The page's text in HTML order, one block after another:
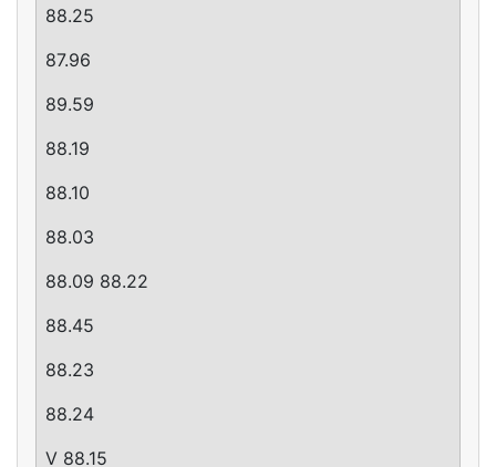
88.25
87.96
89.59
88.19
88.10
88.03
88.09 88.22
88.45
88.23
88.24
V 88.15